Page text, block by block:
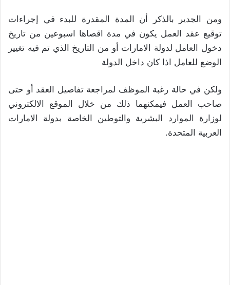
ومن الجدير بالذكر أن المدة المقدرة للبدء في إجراءات
توقيع عقد العمل يكون في مدة اقصاها اسبوعين من تاريخ
دخول العامل لدولة الامارات أو من التاريخ الذي تم فيه تغيير
الوضع للعامل اذا كان داخل الدولة
ولكن في حالة رغبة الموظف لمراجعة تفاصيل العقد أو حتى
صاحب العمل فيمكنهما ذلك من خلال الموقع الالكتروني
لوزارة الموارد البشرية والتوطين الخاصة بدولة الامارات
العربية المتحدة.